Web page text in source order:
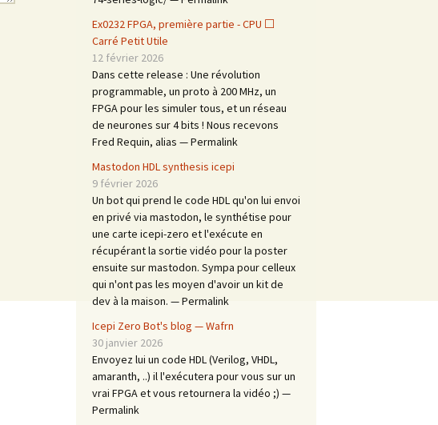
Ex0232 FPGA, première partie - CPU ⬜
Carré Petit Utile
12 février 2026
Dans cette release : Une révolution
programmable, un proto à 200 MHz, un
FPGA pour les simuler tous, et un réseau
de neurones sur 4 bits ! Nous recevons
Fred Requin, alias — Permalink
Mastodon HDL synthesis icepi
9 février 2026
Un bot qui prend le code HDL qu'on lui envoi
en privé via mastodon, le synthétise pour
une carte icepi-zero et l'exécute en
récupérant la sortie vidéo pour la poster
ensuite sur mastodon. Sympa pour celleux
qui n'ont pas les moyen d'avoir un kit de
dev à la maison. — Permalink
Icepi Zero Bot's blog — Wafrn
30 janvier 2026
Envoyez lui un code HDL (Verilog, VHDL,
amaranth, ..) il l'exécutera pour vous sur un
vrai FPGA et vous retournera la vidéo ;) —
Permalink